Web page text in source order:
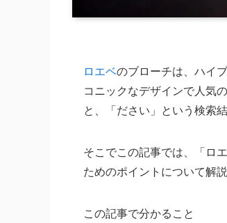
ロエベのブローチは、ハイ
コニックなデザインで人気
と、「ださい」という検索
そこでこの記事では、「ロ
ためのポイントについて解
この記事で分かること